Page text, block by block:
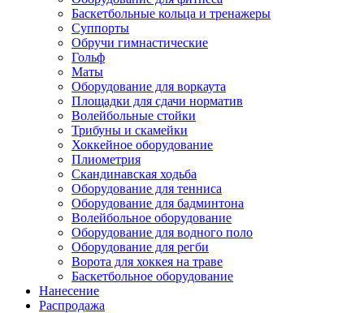
Баскетбольные кольца и тренажеры
Суппорты
Обручи гимнастические
Гольф
Маты
Оборудование для воркаута
Площадки для сдачи норматив
Волейбольные стойки
Трибуны и скамейки
Хоккейное оборудование
Плиометрия
Скандинавская ходьба
Оборудование для тенниса
Оборудование для бадминтона
Волейбольное оборудование
Оборудование для водного поло
Оборудование для регби
Ворота для хоккея на траве
Баскетбольное оборудование
Нанесение
Распродажа